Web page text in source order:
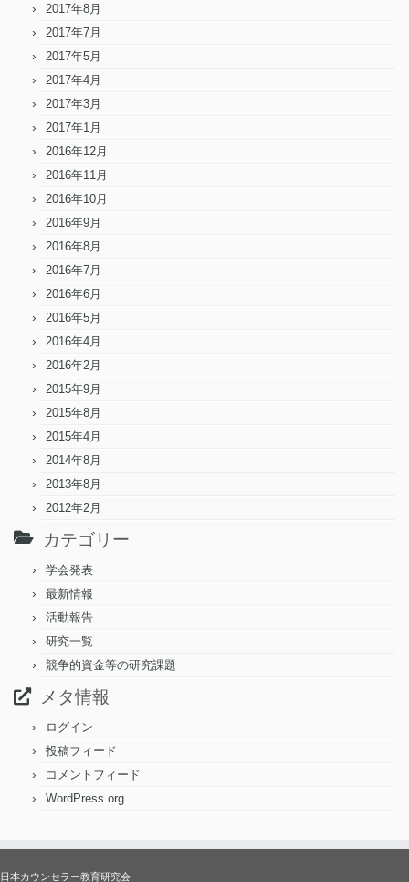
2017年8月
2017年7月
2017年5月
2017年4月
2017年3月
2017年1月
2016年12月
2016年11月
2016年10月
2016年9月
2016年8月
2016年7月
2016年6月
2016年5月
2016年4月
2016年2月
2015年9月
2015年8月
2015年4月
2014年8月
2013年8月
2012年2月
カテゴリー
学会発表
最新情報
活動報告
研究一覧
競争的資金等の研究課題
メタ情報
ログイン
投稿フィード
コメントフィード
WordPress.org
日本カウンセラー教育研究会